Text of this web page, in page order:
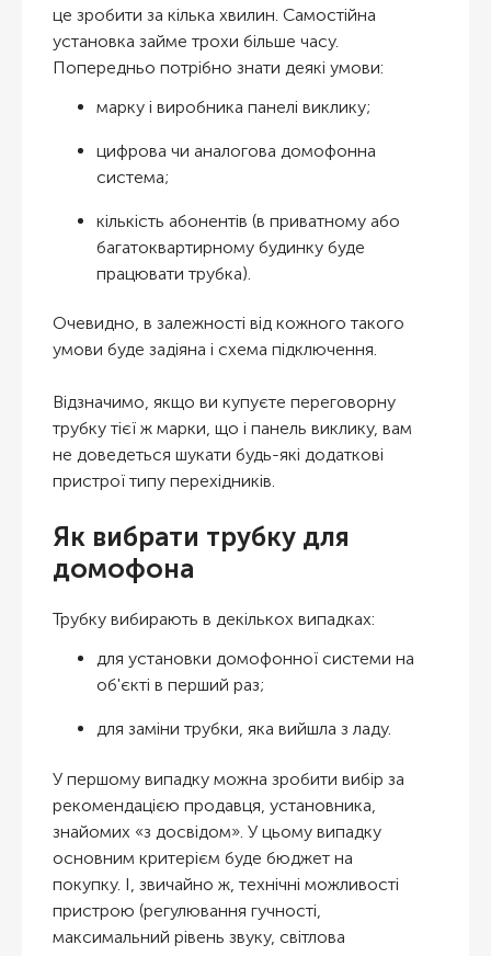
це зробити за кілька хвилин. Самостійна
установка займе трохи більше часу.
Попередньо потрібно знати деякі умови:
марку і виробника панелі виклику;
цифрова чи аналогова домофонна
система;
кількість абонентів (в приватному або
багатоквартирному будинку буде
працювати трубка).
Очевидно, в залежності від кожного такого
умови буде задіяна і схема підключення.
Відзначимо, якщо ви купуєте переговорну
трубку тієї ж марки, що і панель виклику, вам
не доведеться шукати будь-які додаткові
пристрої типу перехідників.
Як вибрати трубку для
домофона
Трубку вибирають в декількох випадках:
для установки домофонної системи на
об'єкті в перший раз;
для заміни трубки, яка вийшла з ладу.
У першому випадку можна зробити вибір за
рекомендацією продавця, установника,
знайомих «з досвідом». У цьому випадку
основним критерієм буде бюджет на
покупку. І, звичайно ж, технічні можливості
пристрою (регулювання гучності,
максимальний рівень звуку, світлова